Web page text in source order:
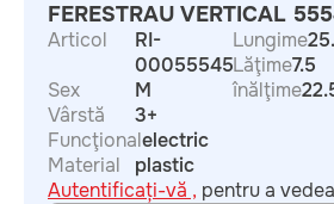
FERESTRAU VERTICAL
Articol
RI-
00055545
Sex
M
Vârstă
3+
Funcţionalelectric
Material
plastic
Lungime
Lăţime7.5
înălţime
Autentificați-vă , pentru a